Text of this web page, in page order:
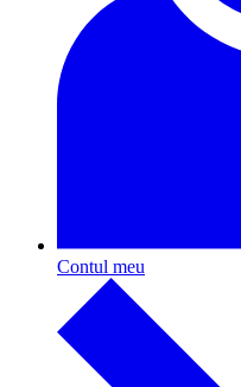
Contul meu